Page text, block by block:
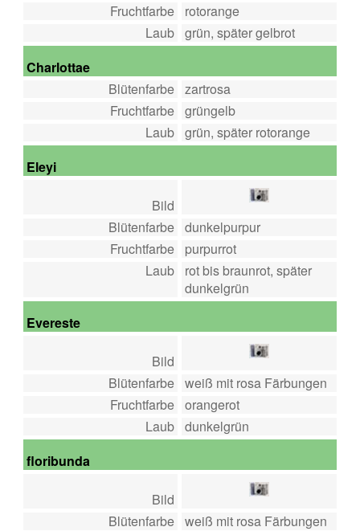
Fruchtfarbe
rotorange
Laub grün, später gelbrot
Charlottae
Blütenfarbe zartrosa
Fruchtfarbe grüngelb
Laub grün, später rotorange
Eleyi
Bild
Blütenfarbe dunkelpurpur
Fruchtfarbe
purpurrot
Laub
rot bis braunrot, später
dunkelgrün
Evereste
Bild
Blütenfarbe weiß mit rosa Färbungen
Fruchtfarbe orangerot
Laub dunkelgrün
floribunda
Bild
Blütenfarbe weiß mit rosa Färbungen